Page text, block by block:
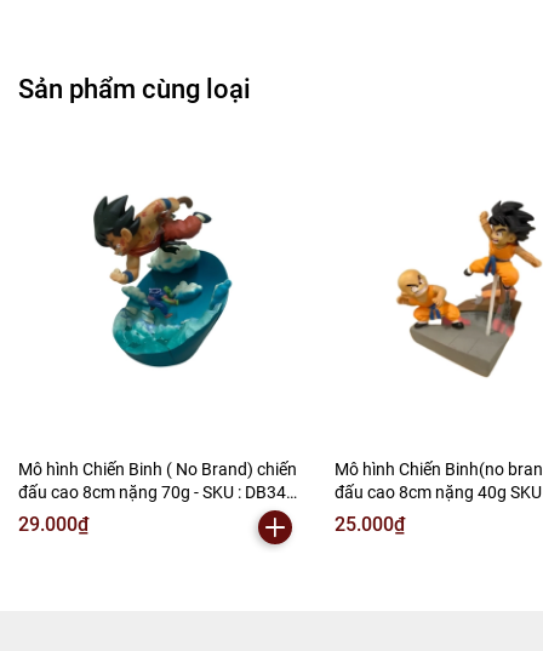
Sản phẩm cùng loại
Mô hình Chiến Binh ( No Brand) chiến
đấu cao 8cm nặng 70g - SKU : DB340
( VAT : MH001-02 ) - N2-B1-S5
29.000₫
Mô hình Chiến Binh(no
đấu cao 8cm nặng 40g
VAT : MH001-02 ) K150-T2-
25.000₫